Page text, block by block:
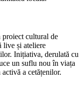
proiect cultural de
live și ateliere
Inițiativa, derulată cu
un suflu nou în viața
a cetățenilor.